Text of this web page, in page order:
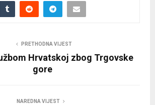
PRETHODNA VIJEST
Hrvatskoj zbog Trgovske
gore
NAREDNA VIJEST